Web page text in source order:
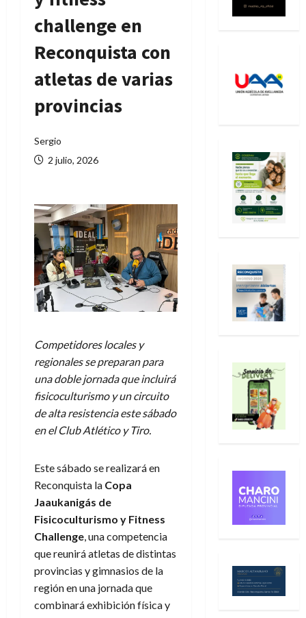
challenge en
Reconquista con
atletas de varias
provincias
Sergio
2 julio, 2026
Competidores locales y
regionales se preparan para
una doble jornada que incluirá
fisicoculturismo y un circuito
de alta resistencia este sábado
en el Club Atlético y Tiro.
Este sábado se realizará en
Reconquista la Copa
Jaaukanigás de
Fisicoculturismo y Fitness
Challenge, una competencia
que reunirá atletas de distintas
provincias y gimnasios de la
región en una jornada que
combinará exhibición física y